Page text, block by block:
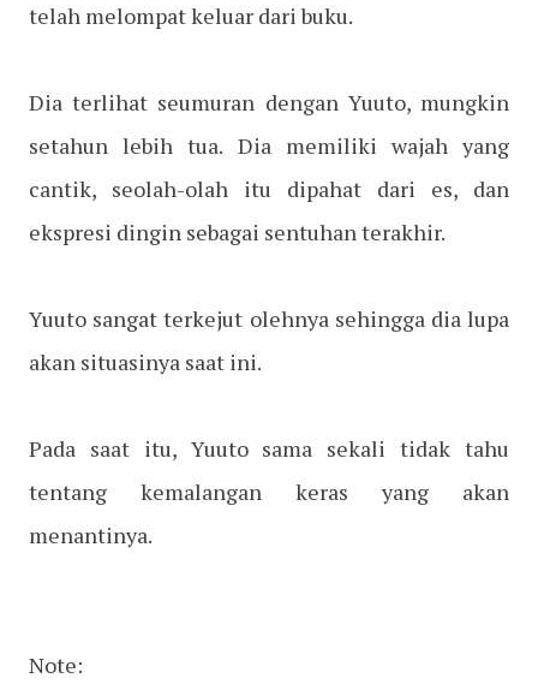
telah melompat keluar dari buku.
Dia terlihat seumuran dengan Yuuto, mungkin
setahun lebih tua. Dia memiliki wajah yang
cantik, seolah-olah itu dipahat dari es, dan
ekspresi dingin sebagai sentuhan terakhir.
Yuuto sangat terkejut olehnya sehingga dia lupa
akan situasinya saat ini.
Pada saat itu, Yuuto sama sekali tidak tahu
tentang kemalangan keras yang akan
menantinya.
Note: